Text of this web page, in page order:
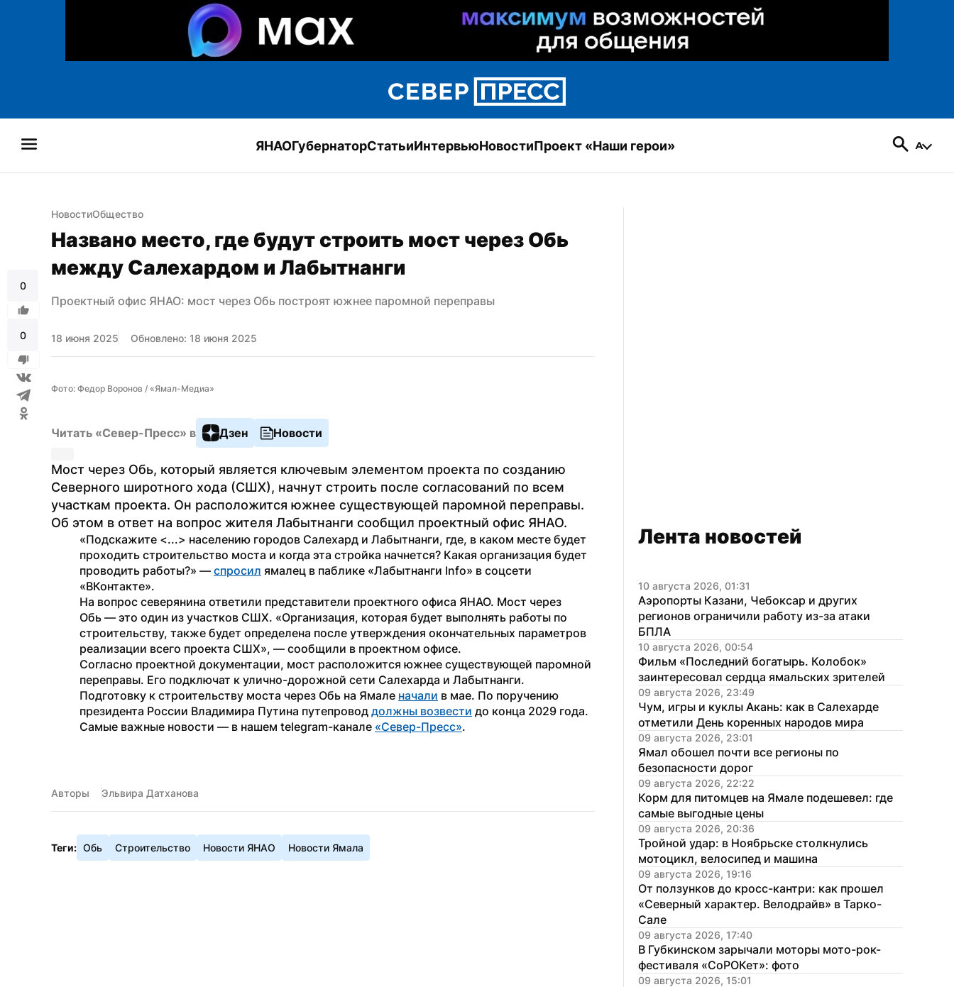
ЯНАОГубернаторСтатьиИнтервьюНовостиПроект «Наши герои»
0
0
НовостиОбщество
Названо место, где будут строить мост через Обь
между Салехардом и Лабытнанги
Проектный офис ЯНАО: мост через Обь построят южнее паромной переправы
18 июня 2025 Обновлено: 18 июня 2025
Фото: Федор Воронов / «Ямал-Медиа»
Читать «Север-Пресс» в Дзен Новости
Мост через Обь, который является ключевым элементом проекта по созданию
Северного широтного хода (СШХ), начнут строить после согласований по всем
участкам проекта. Он расположится южнее существующей паромной переправы.
Об этом в ответ на вопрос жителя Лабытнанги сообщил проектный офис ЯНАО.
«Подскажите <...> населению городов Салехард и Лабытнанги, где, в каком месте будет
проходить строительство моста и когда эта стройка начнется? Какая организация будет
проводить работы?» — спросил ямалец в паблике «Лабытнанги Info» в соцсети
«ВКонтакте».
На вопрос северянина ответили представители проектного офиса ЯНАО. Мост через
Обь — это один из участков СШХ. «Организация, которая будет выполнять работы по
строительству, также будет определена после утверждения окончательных параметров
реализации всего проекта СШХ», — сообщили в проектном офисе.
Согласно проектной документации, мост расположится южнее существующей паромной
переправы. Его подключат к улично-дорожной сети Салехарда и Лабытнанги.
Подготовку к строительству моста через Обь на Ямале начали в мае. По поручению
президента России Владимира Путина путепровод должны возвести до конца 2029 года.
Самые важные новости — в нашем telegram-канале «Север-Пресс».
Авторы Эльвира Датханова
Теги: Обь Строительство Новости ЯНАО Новости Ямала
Лента новостей
10 августа 2026, 01:31
Аэропорты Казани, Чебоксар и других
регионов ограничили работу из-за атаки
БПЛА
10 августа 2026, 00:54
Фильм «Последний богатырь. Колобок»
заинтересовал сердца ямальских зрителей
09 августа 2026, 23:49
Чум, игры и куклы Акань: как в Салехарде
отметили День коренных народов мира
09 августа 2026, 23:01
Ямал обошел почти все регионы по
безопасности дорог
09 августа 2026, 22:22
Корм для питомцев на Ямале подешевел: где
самые выгодные цены
09 августа 2026, 20:36
Тройной удар: в Ноябрьске столкнулись
мотоцикл, велосипед и машина
09 августа 2026, 19:16
От ползунков до кросс-кантри: как прошел
«Северный характер. Велодрайв» в Тарко-
Сале
09 августа 2026, 17:40
В Губкинском зарычали моторы мото-рок-
фестиваля «СоРОКет»: фото
09 августа 2026, 15:01